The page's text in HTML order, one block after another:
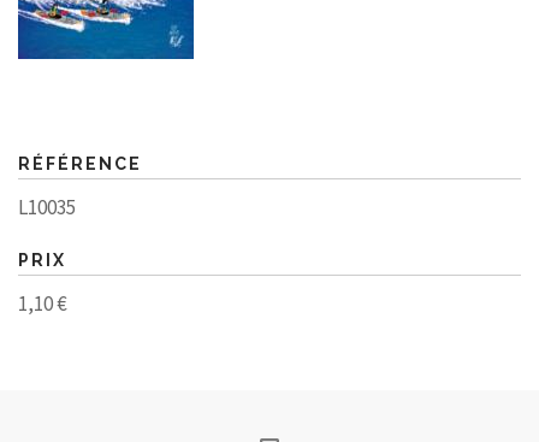
RÉFÉRENCE
L10035
PRIX
1,10 €